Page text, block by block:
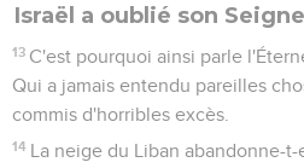
Israël a oublié son
13 C'est pourquoi ainsi parle
Qui a jamais entendu pareilles
commis d'horribles excès.
14 La neige du Liban abandonne-